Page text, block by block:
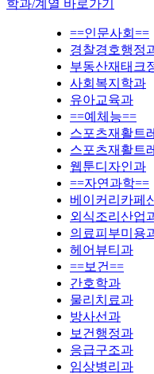
학과/계열 바로가기
==인문사회==
경찰경호행정
부동산재태크
사회복지학과
유아교육과
==예체능==
스포츠재활트
스포츠재활트
웹툰디자인과
==자연과학==
베이커리카페
외식조리산업
의료피부미용
헤어뷰티과
==보건==
간호학과
물리치료과
방사선과
보건행정과
응급구조과
임상병리과